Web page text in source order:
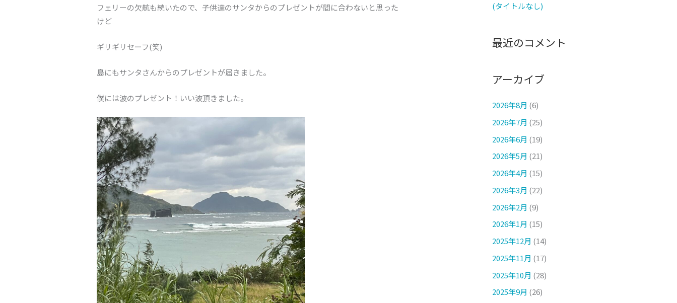
フェリーの欠航も続いたので、子供達のサンタからのプレゼントが間に合わないと思った
けど
ギリギリセーフ(笑)
島にもサンタさんからのプレゼントが届きました。
僕には波のプレゼント！いい波頂きました。
(タイトルなし)
最近のコメント
アーカイブ
2026年8月 (6)
2026年7月 (25)
2026年6月 (19)
2026年5月 (21)
2026年4月 (15)
2026年3月 (22)
2026年2月 (9)
2026年1月 (15)
2025年12月 (14)
2025年11月 (17)
2025年10月 (28)
2025年9月 (26)